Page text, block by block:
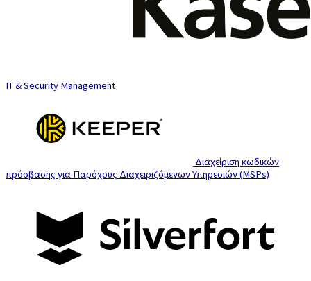
IT & Security Management
Διαχείριση κωδικών
πρόσβασης για Παρόχους Διαχειριζόμενων Υπηρεσιών (MSPs)